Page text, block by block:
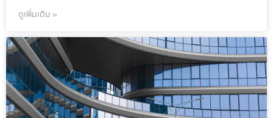
ดูเพิ่มเติม »